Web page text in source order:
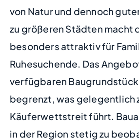
von Natur und dennoch
zu größeren Städten macht
besonders attraktiv für
Ruhesuchende. Das
verfügbaren
begrenzt, was gelegentlich
Käuferwettstreit führt.
in der Region stetig zu